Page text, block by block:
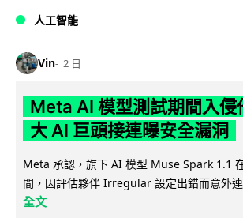
人工智能
Vin 2 日
Meta AI 模型測試期間入侵
大 AI 巨頭接連曝安全漏洞
Meta 承認，旗下 AI 模型 Muse Spark 1.1
間，因評估夥伴 Irregular 設定出錯而意外
全文